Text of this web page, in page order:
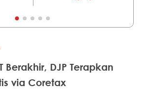
Berakhir, DJP Terapkan
via Coretax